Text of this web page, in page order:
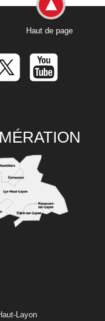
Haut de page
Layon